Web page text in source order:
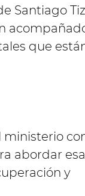
Santiago
que
ministerio
abordar
y